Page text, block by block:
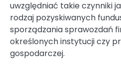
uwzględniać takie czynniki
rodzaj pozyskiwanych
sporządzania sprawozdań
określonych instytucji czy
gospodarczej.